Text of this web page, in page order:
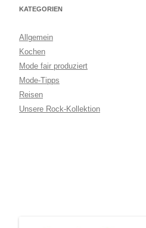
KATEGORIEN
Allgemein
Kochen
Mode fair produziert
Mode-Tipps
Reisen
Unsere Rock-Kollektion